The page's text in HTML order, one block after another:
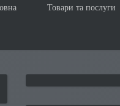
Товари та послуги